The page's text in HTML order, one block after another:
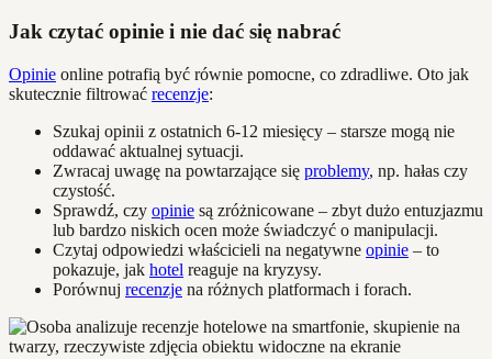
Jak czytać opinie i nie dać się nabrać
Opinie online potrafią być równie pomocne, co zdradliwe. Oto jak
skutecznie filtrować recenzje:
Szukaj opinii z ostatnich 6-12 miesięcy – starsze mogą nie
oddawać aktualnej sytuacji.
Zwracaj uwagę na powtarzające się problemy, np. hałas czy
czystość.
Sprawdź, czy opinie są zróżnicowane – zbyt dużo entuzjazmu
lub bardzo niskich ocen może świadczyć o manipulacji.
Czytaj odpowiedzi właścicieli na negatywne opinie – to
pokazuje, jak hotel reaguje na kryzysy.
Porównuj recenzje na różnych platformach i forach.